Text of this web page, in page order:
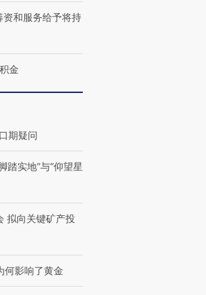
寻找100种
【商旅对话】华住集团
CFO：不靠规模取胜，华
和服务给予将持
金
期疑问
踏实地”与“仰望星
拟向关键矿产投
何影响了黄金